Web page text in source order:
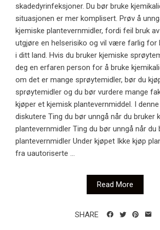
skadedyrinfeksjoner. Du bør bruke
situasjonen er mer komplisert. Prøv å
kjemiske plantevernmidler, fordi feil bruk
utgjøre en helserisiko og vil være farlig for
i ditt land. Hvis du bruker kjemiske
deg en erfaren person for å bruke
om det er mange sprøytemidler, bør du
sprøytemidler og du bør vurdere mange
kjøper et kjemisk plantevernmiddel. I
diskutere Ting du bør unngå når du bruker
plantevernmidler Ting du bør unngå når du
plantevernmidler Under kjøpet Ikke kjøp
fra uautoriserte ...
Read More
SHARE